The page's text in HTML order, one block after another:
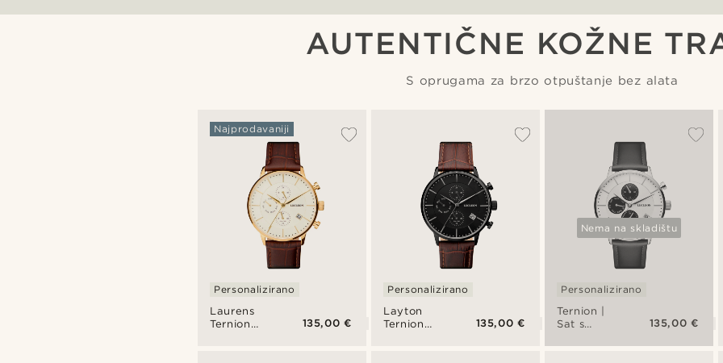
AUTENTIČNE KOŽNE
S oprugama za brzo otpuštanje bez alata
Laurens
Ternion
Najprodavaniji
Personalizirano
135,00 €
Layton
Ternion
Personalizirano
135,00 €
Nema na skladištu
Ternion |
Sat s
vremenom
Personalizirano
135,00 €